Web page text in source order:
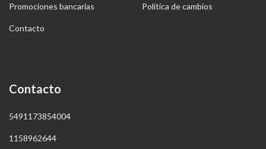
Promociones bancarias Política de cambios
Contacto
Contacto
5491173854004
1158962644